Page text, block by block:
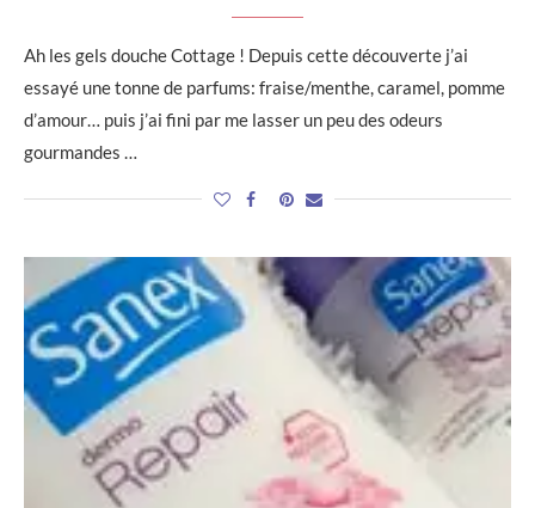
Ah les gels douche Cottage ! Depuis cette découverte j’ai
essayé une tonne de parfums: fraise/menthe, caramel, pomme
d’amour… puis j’ai fini par me lasser un peu des odeurs
gourmandes …